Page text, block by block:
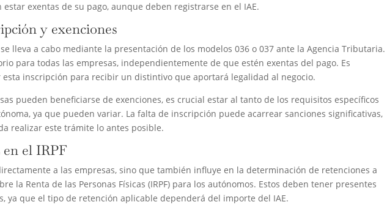
exentas de su pago, aunque deben registrarse en el IAE.
y exenciones
lleva a cabo mediante la presentación de los modelos 036 o 037 ante la Agencia Tributaria.
para todas las empresas, independientemente de que estén exentas del pago. Es
inscripción para recibir un distintivo que aportará legalidad al negocio.
pueden beneficiarse de exenciones, es crucial estar al tanto de los requisitos específicos
ya que pueden variar. La falta de inscripción puede acarrear sanciones significativas,
realizar este trámite lo antes posible.
el IRPF
a las empresas, sino que también influye en la determinación de retenciones a
la Renta de las Personas Físicas (IRPF) para los autónomos. Estos deben tener presentes
ya que el tipo de retención aplicable dependerá del importe del IAE.